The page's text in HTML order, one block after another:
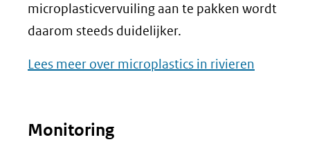
microplasticvervuiling aan te pakken wordt
daarom steeds duidelijker.
Lees meer over microplastics in rivieren
Monitoring